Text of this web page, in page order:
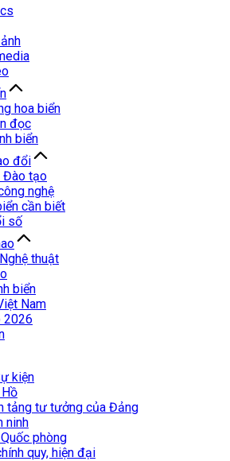
hoa biển
đọc
biển
đổi
Đào tạo
nghệ
cần biết
số
thuật
biển
Nam
2026
kiện
tảng tư tưởng của Đảng
ninh
phòng
quy, hiện đại